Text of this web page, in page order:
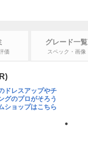
価
グレード一覧
スペック・画像
ドレスアップやチ
グのプロがそろう
ショップはこちら